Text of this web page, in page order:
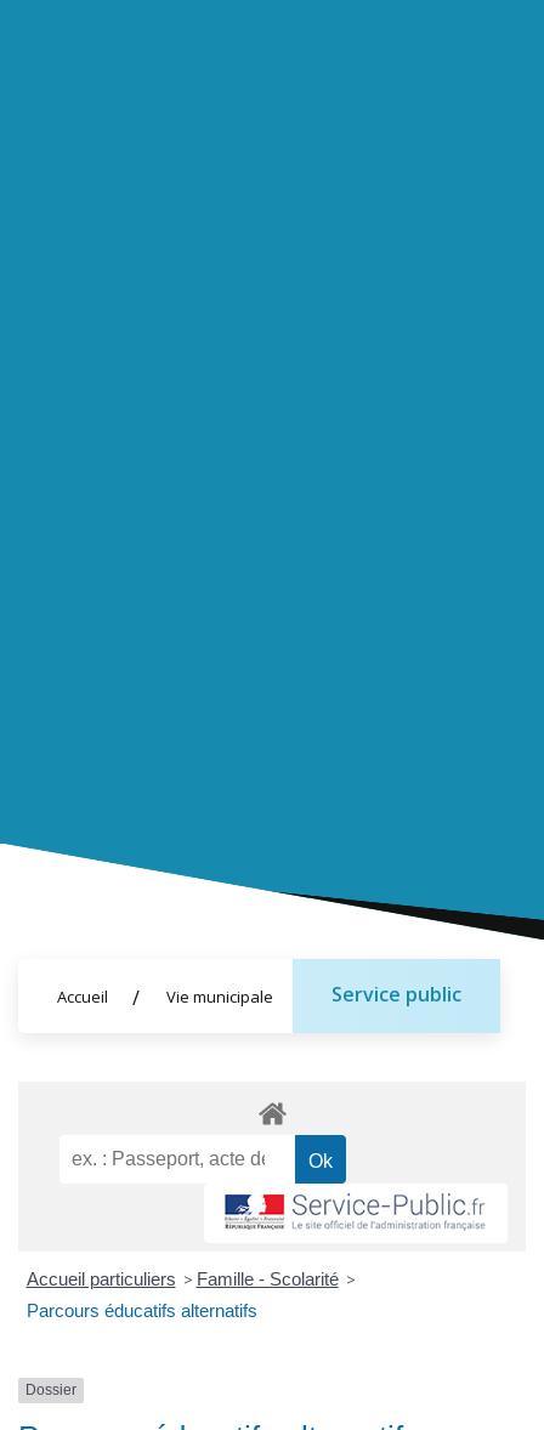
Accueil Vie municipale Service public
Accueil particuliers > Famille - Scolarité >
Parcours éducatifs alternatifs
Dossier